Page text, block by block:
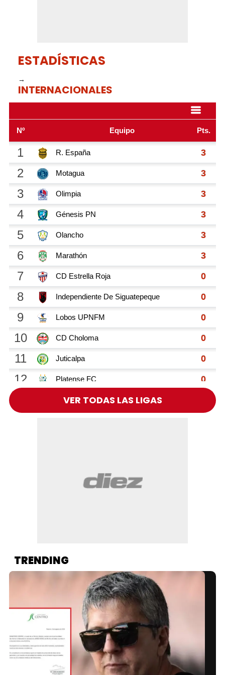
ESTADÍSTICAS
→
INTERNACIONALES
VER TODAS LAS LIGAS
TRENDING